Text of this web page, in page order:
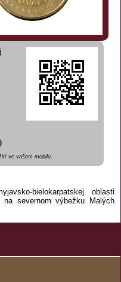
ve vašem mobilu.
bielokarpatskej oblasti
na severnom výbežku Malých